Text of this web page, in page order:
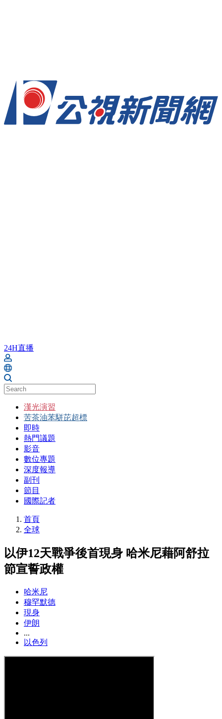
24H直播
漢光演習
苦茶油苯駢芘超標
即時
熱門議題
影音
數位專題
深度報導
副刊
節目
國際記者
首頁
全球
以伊12天戰爭後首現身 哈米尼藉阿舒拉
節宣誓政權
哈米尼
穆罕默德
現身
伊朗
...
以色列